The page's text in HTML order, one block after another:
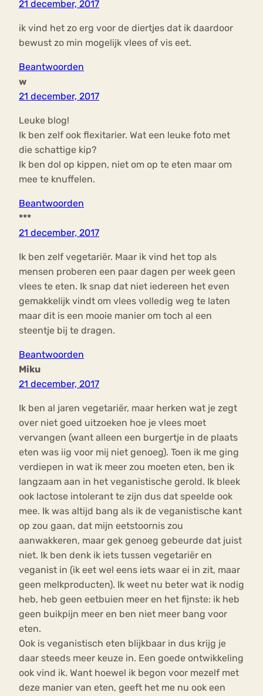
21 december, 2017
ik vind het zo erg voor de diertjes dat ik daardoor
bewust zo min mogelijk vlees of vis eet.
Beantwoorden
w
21 december, 2017
Leuke blog!
Ik ben zelf ook flexitarier. Wat een leuke foto met
die schattige kip?
Ik ben dol op kippen, niet om op te eten maar om
mee te knuffelen.
Beantwoorden
***
21 december, 2017
Ik ben zelf vegetariër. Maar ik vind het top als
mensen proberen een paar dagen per week geen
vlees te eten. Ik snap dat niet iedereen het even
gemakkelijk vindt om vlees volledig weg te laten
maar dit is een mooie manier om toch al een
steentje bij te dragen.
Beantwoorden
Miku
21 december, 2017
Ik ben al jaren vegetariër, maar herken wat je zegt
over niet goed uitzoeken hoe je vlees moet
vervangen (want alleen een burgertje in de plaats
eten was iig voor mij niet genoeg). Toen ik me ging
verdiepen in wat ik meer zou moeten eten, ben ik
langzaam aan in het veganistische gerold. Ik bleek
ook lactose intolerant te zijn dus dat speelde ook
mee. Ik was altijd bang als ik de veganistische kant
op zou gaan, dat mijn eetstoornis zou
aanwakkeren, maar gek genoeg gebeurde dat juist
niet. Ik ben denk ik iets tussen vegetariër en
veganist in (ik eet wel eens iets waar ei in zit, maar
geen melkproducten). Ik weet nu beter wat ik nodig
heb, heb geen eetbuien meer en het fijnste: ik heb
geen buikpijn meer en ben niet meer bang voor
eten.
Ook is veganistisch eten blijkbaar in dus krijg je
daar steeds meer keuze in. Een goede ontwikkeling
ook vind ik. Want hoewel ik begon voor mezelf met
deze manier van eten, geeft het me nu ook een